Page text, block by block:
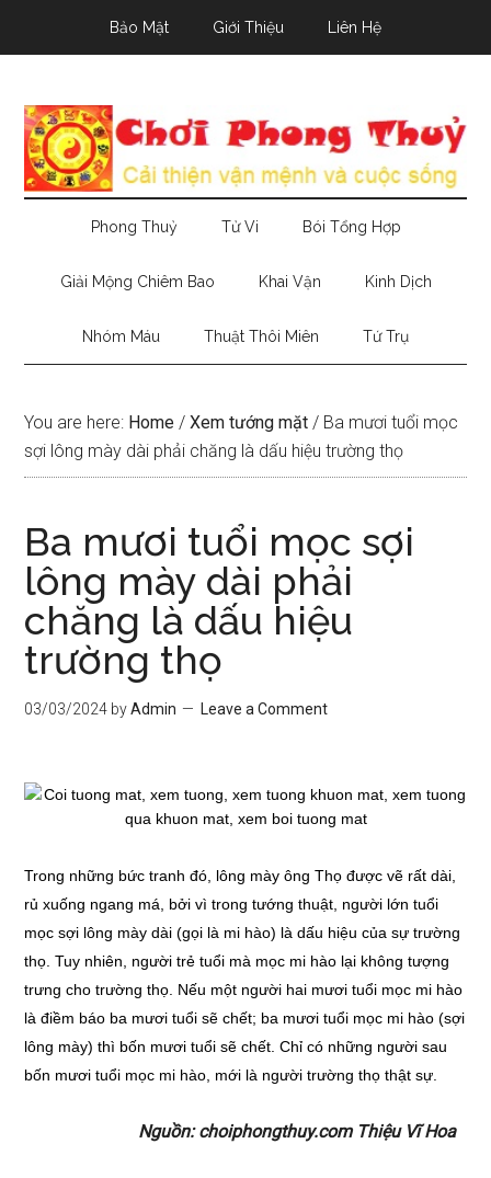
Bảo Mật Giới Thiệu Liên Hệ
Phong Thuỷ Tử Vi Bói Tổng Hợp
Giải Mộng Chiêm Bao Khai Vận Kinh Dịch
Nhóm Máu Thuật Thôi Miên Tứ Trụ
You are here: Home / Xem tướng mặt / Ba mươi tuổi mọc
sợi lông mày dài phải chăng là dấu hiệu trường thọ
Ba mươi tuổi mọc sợi
lông mày dài phải
chăng là dấu hiệu
trường thọ
03/03/2024 byAdmin Leave a Comment
Trong những bức tranh đó, lông mày ông Thọ được vẽ rất dài,
rủ xuống ngang má, bởi vì trong tướng thuật, người lớn tuổi
mọc sợi lông mày dài (gọi là mi hào) là dấu hiệu của sự trường
thọ. Tuy nhiên, người trẻ tuổi mà mọc mi hào lại không tượng
trưng cho trường thọ. Nếu một người hai mươi tuổi mọc mi hào
là điềm báo ba mươi tuổi sẽ chết; ba mươi tuổi mọc mi hào (sợi
lông mày) thì bốn mươi tuổi sẽ chết. Chỉ có những người sau
bốn mươi tuổi mọc mi hào, mới là người trường thọ thật sự.
Nguồn: choiphongthuy.com Thiệu Vĩ Hoa